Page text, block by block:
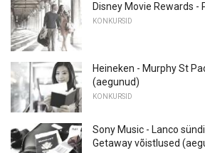
Disney Movie Rewards -
KONKURSID
Heineken - Murphy St
(aegunud)
KONKURSID
Sony Music - Lanco
Getaway võistlused